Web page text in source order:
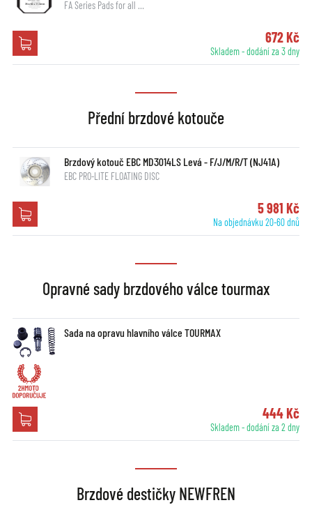
FA Series Pads for all …
672 Kč
Skladem - dodání za 3 dny
Přední brzdové kotouče
Brzdový kotouč EBC MD3014LS Levá - F/J/M/R/T (NJ41A)
EBC PRO-LITE FLOATING DISC
5 981 Kč
Na objednávku 20-60 dnů
Opravné sady brzdového válce tourmax
Sada na opravu hlavního válce TOURMAX
444 Kč
Skladem - dodání za 2 dny
Brzdové destičky NEWFREN